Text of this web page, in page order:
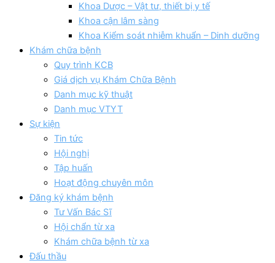
Khoa Dược – Vật tư, thiết bị y tế
Khoa cận lâm sàng
Khoa Kiểm soát nhiễm khuẩn – Dinh dưỡng
Khám chữa bệnh
Quy trình KCB
Giá dịch vụ Khám Chữa Bệnh
Danh mục kỹ thuật
Danh mục VTYT
Sự kiện
Tin tức
Hội nghị
Tập huấn
Hoạt động chuyên môn
Đăng ký khám bệnh
Tư Vấn Bác Sĩ
Hội chẩn từ xa
Khám chữa bệnh từ xa
Đấu thầu